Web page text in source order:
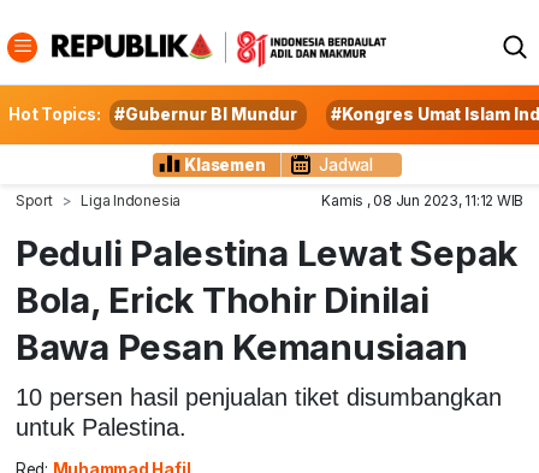
Hot Topics: #Gubernur BI Mundur #Kongres Umat Islam
Klasemen Jadwal
Sport Liga Indonesia Kamis , 08 Jun 2023, 11:12 WIB
Peduli Palestina Lewat Sepak
Bola, Erick Thohir Dinilai
Bawa Pesan Kemanusiaan
10 persen hasil penjualan tiket disumbangkan
untuk Palestina.